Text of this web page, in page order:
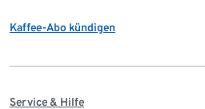
Kaffee-Abo kündigen
Service & Hilfe